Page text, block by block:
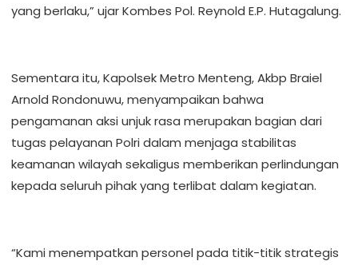
yang berlaku,” ujar Kombes Pol. Reynold E.P. Hutagalung.
Sementara itu, Kapolsek Metro Menteng, Akbp Braiel
Arnold Rondonuwu, menyampaikan bahwa
pengamanan aksi unjuk rasa merupakan bagian dari
tugas pelayanan Polri dalam menjaga stabilitas
keamanan wilayah sekaligus memberikan perlindungan
kepada seluruh pihak yang terlibat dalam kegiatan.
“Kami menempatkan personel pada titik-titik strategis